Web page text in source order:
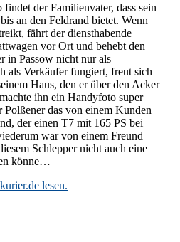
der Familienvater, dass sein
an den Feldrand bietet. Wenn
fährt der diensthabende
vor Ort und behebt den
in Passow nicht nur als
als Verkäufer fungiert, freut sich
Haus, den er über den Acker
ihn ein Handyfoto super
Polßener das von einem Kunden
der einen T7 mit 165 PS bei
war von einem Freund
Schlepper nicht auch eine
könne…
lesen.